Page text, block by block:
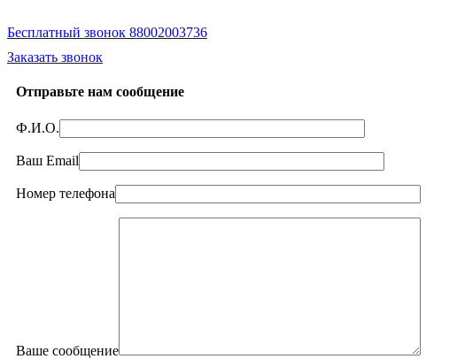
Бесплатный звонок 88002003736
Заказать звонок
Отправьте нам сообщение
Ф.И.О.
Ваш Email
Номер телефона
Ваше сообщение